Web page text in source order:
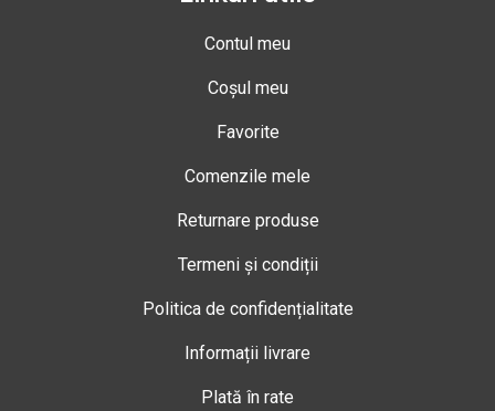
Contul meu
Coșul meu
Favorite
Comenzile mele
Returnare produse
Termeni și condiții
Politica de confidențialitate
Informații livrare
Plată în rate